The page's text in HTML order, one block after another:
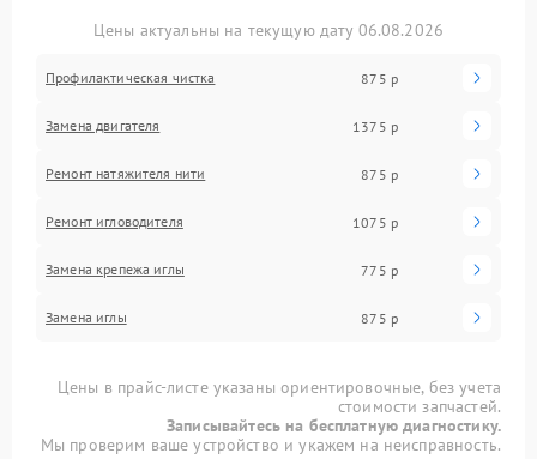
Цены актуальны на текущую дату 06.08.2026
Профилактическая чистка 875 р
Замена двигателя 1375 р
Ремонт натяжителя нити 875 р
Ремонт игловодителя 1075 р
Замена крепежа иглы 775 р
Замена иглы 875 р
Цены в прайс-листе указаны ориентировочные, без учета
стоимости запчастей.
Записывайтесь на бесплатную диагностику.
Мы проверим ваше устройство и укажем на неисправность.